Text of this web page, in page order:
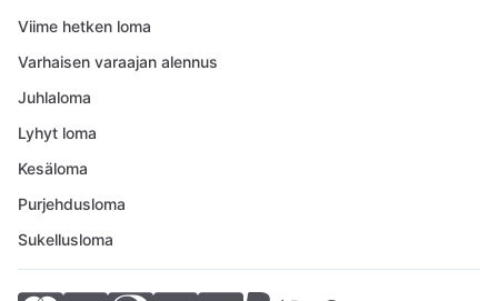
Viime hetken loma
Varhaisen varaajan alennus
Juhlaloma
Lyhyt loma
Kesäloma
Purjehdusloma
Sukellusloma